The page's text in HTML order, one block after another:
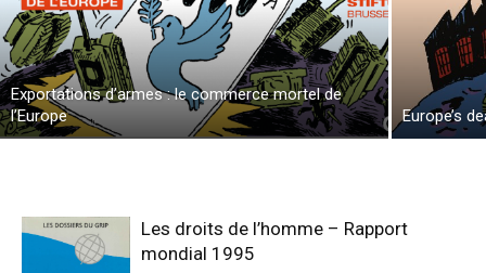
Exportations d’armes : le commerce mortel de
l’Europe
Europe’s
Les droits de l’homme – Rapport
mondial 1995